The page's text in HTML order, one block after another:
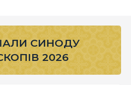
СИНОДУ
2026